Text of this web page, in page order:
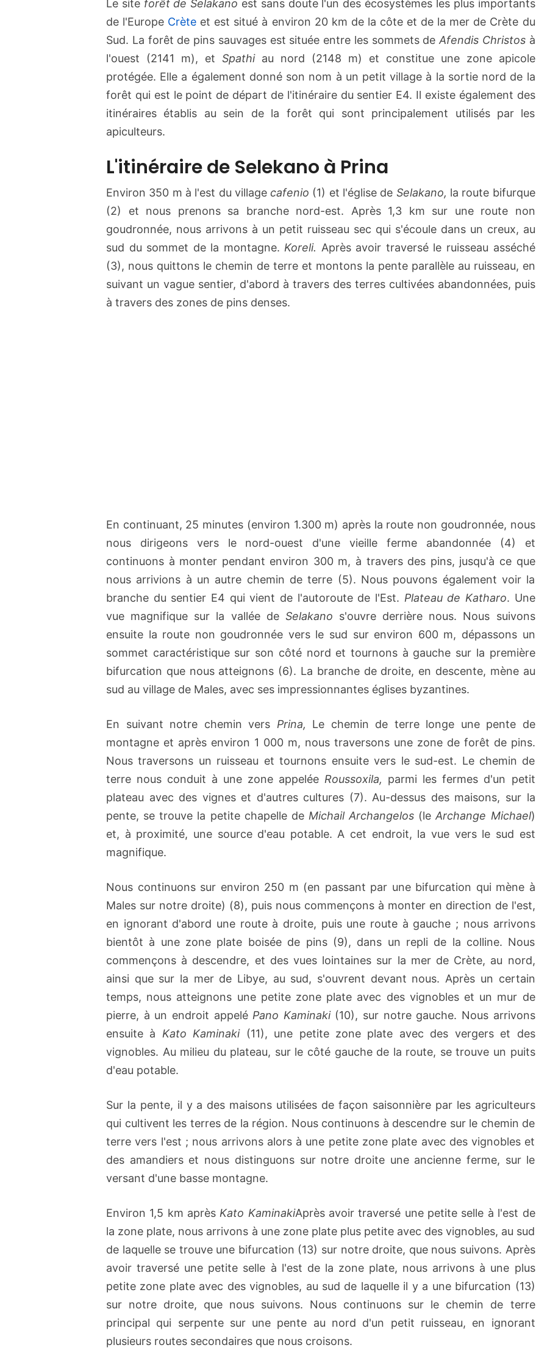
Le site forêt de Selakano est sans doute l'un des écosystèmes les plus importants
de l'Europe Crète et est situé à environ 20 km de la côte et de la mer de Crète du
Sud. La forêt de pins sauvages est située entre les sommets de Afendis Christosà
l'ouest (2141 m), et Spathiau nord (2148 m) et constitue une zone apicole
protégée. Elle a également donné son nom à un petit village à la sortie nord de la
forêt qui est le point de départ de l'itinéraire du sentier E4. Il existe également des
itinéraires établis au sein de la forêt qui sont principalement utilisés par les
apiculteurs.
L'itinéraire de Selekano à Prina
Environ 350 m à l'est du village cafenio (1) et l'église de Selakano, la route bifurque
(2) et nous prenons sa branche nord-est. Après 1,3 km sur une route non
goudronnée, nous arrivons à un petit ruisseau sec qui s'écoule dans un creux, au
sud du sommet de la montagne. Koreli. Après avoir traversé le ruisseau asséché
(3), nous quittons le chemin de terre et montons la pente parallèle au ruisseau, en
suivant un vague sentier, d'abord à travers des terres cultivées abandonnées, puis
à travers des zones de pins denses.
En continuant, 25 minutes (environ 1.300 m) après la route non goudronnée, nous
nous dirigeons vers le nord-ouest d'une vieille ferme abandonnée (4) et
continuons à monter pendant environ 300 m, à travers des pins, jusqu'à ce que
nous arrivions à un autre chemin de terre (5). Nous pouvons également voir la
branche du sentier E4 qui vient de l'autoroute de l'Est. Plateau de Katharo. Une
vue magnifique sur la vallée de Selakano s'ouvre derrière nous. Nous suivons
ensuite la route non goudronnée vers le sud sur environ 600 m, dépassons un
sommet caractéristique sur son côté nord et tournons à gauche sur la première
bifurcation que nous atteignons (6). La branche de droite, en descente, mène au
sud au village de Males, avec ses impressionnantes églises byzantines.
En suivant notre chemin vers Prina, Le chemin de terre longe une pente de
montagne et après environ 1 000 m, nous traversons une zone de forêt de pins.
Nous traversons un ruisseau et tournons ensuite vers le sud-est. Le chemin de
terre nous conduit à une zone appelée Roussoxila, parmi les fermes d'un petit
plateau avec des vignes et d'autres cultures (7). Au-dessus des maisons, sur la
pente, se trouve la petite chapelle de Michail Archangelos (leArchange Michael)
et, à proximité, une source d'eau potable. A cet endroit, la vue vers le sud est
magnifique.
Nous continuons sur environ 250 m (en passant par une bifurcation qui mène à
Males sur notre droite) (8), puis nous commençons à monter en direction de l'est,
en ignorant d'abord une route à droite, puis une route à gauche ; nous arrivons
bientôt à une zone plate boisée de pins (9), dans un repli de la colline. Nous
commençons à descendre, et des vues lointaines sur la mer de Crète, au nord,
ainsi que sur la mer de Libye, au sud, s'ouvrent devant nous. Après un certain
temps, nous atteignons une petite zone plate avec des vignobles et un mur de
pierre, à un endroit appelé Pano Kaminaki(10), sur notre gauche. Nous arrivons
ensuite à Kato Kaminaki(11), une petite zone plate avec des vergers et des
vignobles. Au milieu du plateau, sur le côté gauche de la route, se trouve un puits
d'eau potable.
Sur la pente, il y a des maisons utilisées de façon saisonnière par les agriculteurs
qui cultivent les terres de la région. Nous continuons à descendre sur le chemin de
terre vers l'est ; nous arrivons alors à une petite zone plate avec des vignobles et
des amandiers et nous distinguons sur notre droite une ancienne ferme, sur le
versant d'une basse montagne.
Environ 1,5 km après Kato KaminakiAprès avoir traversé une petite selle à l'est de
la zone plate, nous arrivons à une zone plate plus petite avec des vignobles, au sud
de laquelle se trouve une bifurcation (13) sur notre droite, que nous suivons. Après
avoir traversé une petite selle à l'est de la zone plate, nous arrivons à une plus
petite zone plate avec des vignobles, au sud de laquelle il y a une bifurcation (13)
sur notre droite, que nous suivons. Nous continuons sur le chemin de terre
principal qui serpente sur une pente au nord d'un petit ruisseau, en ignorant
plusieurs routes secondaires que nous croisons.